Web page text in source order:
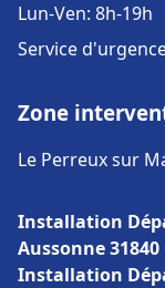
Lun-Ven: 8h-19h
Service
Zone
Le Perreux sur
Installation
Aussonne 31840
Installation